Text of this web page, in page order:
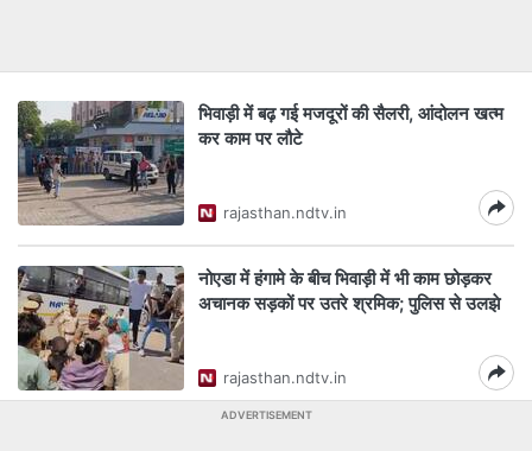
भिवाड़ी में बढ़ गई मजदूरों की सैलरी, आंदोलन खत्म
कर काम पर लौटे
rajasthan.ndtv.in
नोएडा में हंगामे के बीच भिवाड़ी में भी काम छोड़कर
अचानक सड़कों पर उतरे श्रमिक; पुलिस से उलझे
rajasthan.ndtv.in
ADVERTISEMENT